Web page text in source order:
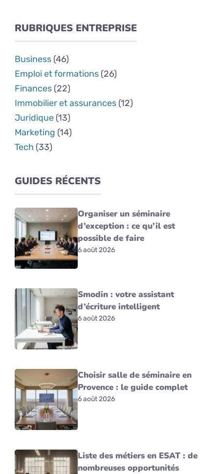
RUBRIQUES ENTREPRISE
Business (46)
Emploi et formations (26)
Finances (22)
Immobilier et assurances (12)
Juridique (13)
Marketing (14)
Tech (33)
GUIDES RÉCENTS
Organiser un séminaire
d’exception : ce qu’il est
possible de faire
6 août 2026
Smodin : votre assistant
d’écriture intelligent
6 août 2026
Choisir salle de séminaire en
Provence : le guide complet
6 août 2026
Liste des métiers en ESAT : de
nombreuses opportunités